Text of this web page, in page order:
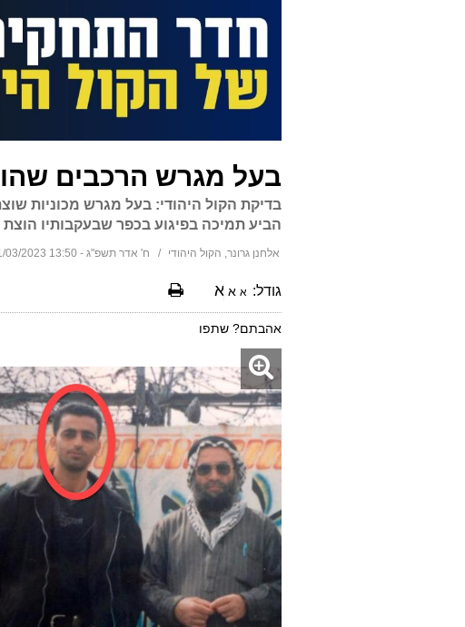
בעל מגרש הרכבים
בדיקת הקול היהודי: בעל מגרש מכוניות
הביע תמיכה בפיגוע בכפר שבעקבותיו הוצת
אלחנן גרונר, הקול היהודי ח' אדר תשפ"ג - 13:50 01/03/2023
גודל: א א א
אהבתם? שתפו